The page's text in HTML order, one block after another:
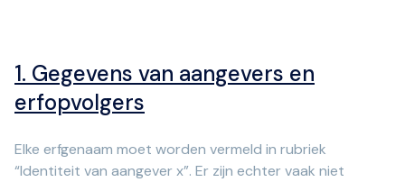
1. Gegevens van aangevers en
erfopvolgers
Elke erfgenaam moet worden vermeld in rubriek
“Identiteit van aangever x”. Er zijn echter vaak niet